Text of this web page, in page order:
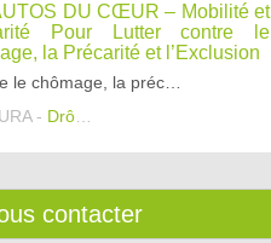
DU CŒUR – Mobilité et
Pour Lutter contre le
la Précarité et l’Exclusion
- Drôme
contacter